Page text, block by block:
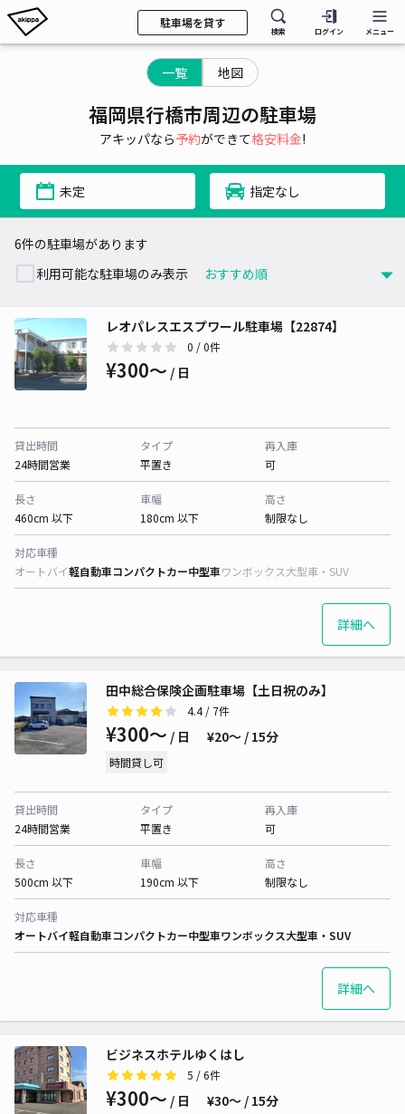
駐車場を貸す
検索 ログイン メニュー
一覧 地図
福岡県行橋市周辺の駐車場
アキッパなら予約ができて格安料金!
未定 指定なし
6件の駐車場があります
利用可能な駐車場のみ表示
レオパレスエスプワール駐車場【22874】
0 / 0件
¥300〜 / 日
貸出時間
24時間営業
タイプ
平置き
再入庫
可
長さ
460cm 以下
車幅
180cm 以下
高さ
制限なし
対応車種
オートバイ軽自動車コンパクトカー中型車ワンボックス大型車・SUV
詳細へ
田中総合保険企画駐車場【土日祝のみ】
4.4/ 7件
¥300〜 / 日 ¥20〜 / 15分
時間貸し可
貸出時間
24時間営業
タイプ
平置き
再入庫
可
長さ
500cm 以下
車幅
190cm 以下
高さ
制限なし
対応車種
オートバイ軽自動車コンパクトカー中型車ワンボックス大型車・SUV
詳細へ
ビジネスホテルゆくはし
5 / 6件
¥300〜 / 日 ¥30〜 / 15分